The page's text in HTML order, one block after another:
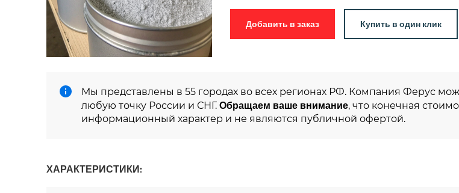
Добавить в заказ Купить в один клик
Мы представлены в 55 городах во всех регионах РФ. Компания Ферус
любую точку России и СНГ. Обращаем ваше внимание, что конечная
информационный характер и не являются публичной офертой.
ХАРАКТЕРИСТИКИ: